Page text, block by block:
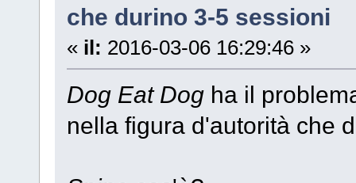
che durino 3-5 sessioni
« il: 2016-03-06 16:29:46 »
Dog Eat Dogha il
nella figura d'autorità che